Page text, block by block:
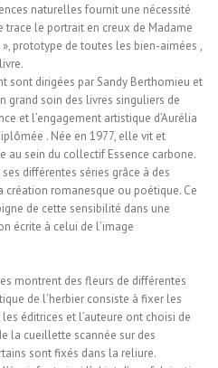
naturelles fournit une nécessité
trace le portrait en creux de Madame
prototype de toutes les bien-aimées ,
sont dirigées par Sandy Berthomieu et
grand soin des livres singuliers de
et l’engagement artistique d’Aurélia
. Née en 1977, elle vit et
au sein du collectif Essence carbone.
différentes séries grâce à des
création romanesque ou poétique. Ce
de cette sensibilité dans une
écrite à celui de l’image
montrent des fleurs de différentes
de l’herbier consiste à fixer les
éditrices et l’auteure ont choisi de
la cueillette scannée sur des
sont fixés dans la reliure.